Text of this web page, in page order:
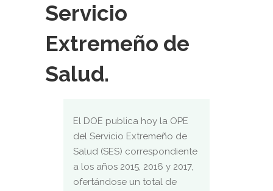
Servicio
Extremeño de
Salud.
El DOE publica hoy la OPE
del Servicio Extremeño de
Salud (SES) correspondiente
a los años 2015, 2016 y 2017,
ofertándose un total de